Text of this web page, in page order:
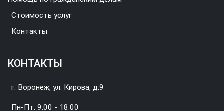
Стоимость услуг
Контакты
КОНТАКТЫ
г. Воронеж, ул. Кирова, д.9
Пн-Пт: 9:00 - 18:00